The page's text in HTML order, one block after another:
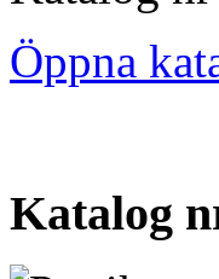
Öppna
Katalog